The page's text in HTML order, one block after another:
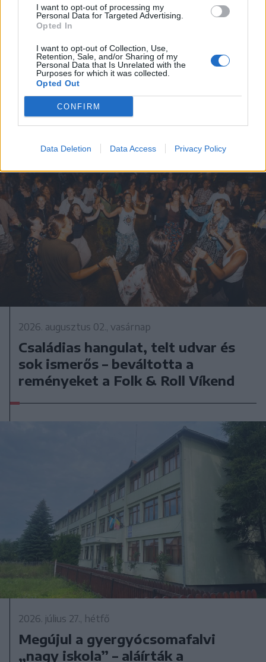
I want to opt-out of processing my
Personal Data for Targeted Advertising.
Opted In
I want to opt-out of Collection, Use,
Retention, Sale, and/or Sharing of my
Personal Data that Is Unrelated with the
Purposes for which it was collected.
Opted Out
CONFIRM
Data Deletion Data Access Privacy Policy
2026. augusztus 03., hétfő
Gyergyószentmiklós egy részén
2026. augusztus 02., vasárnap
Családias hangulat, telt udvar és
sok ismerős – beváltotta a
reményeket a Folk & Roll Víkend
2026. július 27., hétfő
Megújul a gyergyócsomafalvi
„nagy iskola” – aláírták a